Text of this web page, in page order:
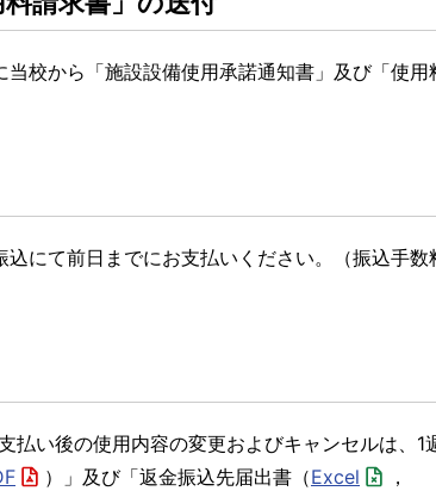
校から「施設設備使用承諾通知書」及び「使用
にて前日までにお支払いください。（振込手数
払い後の使用内容の変更およびキャンセルは、1
）」及び「返金振込先届出書（Excel
，